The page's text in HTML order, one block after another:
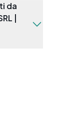
o via WA
da
|